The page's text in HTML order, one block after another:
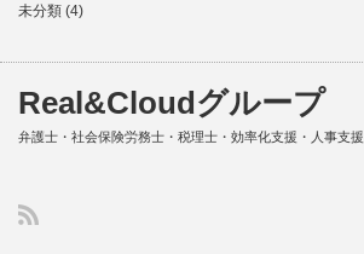
未分類 (4)
Real&Cloudグループ
弁護士・社会保険労務士・税理士・効率化支援・人事支援